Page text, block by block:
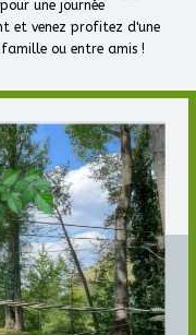
une journée
et venez profitez d'une
ou entre amis !